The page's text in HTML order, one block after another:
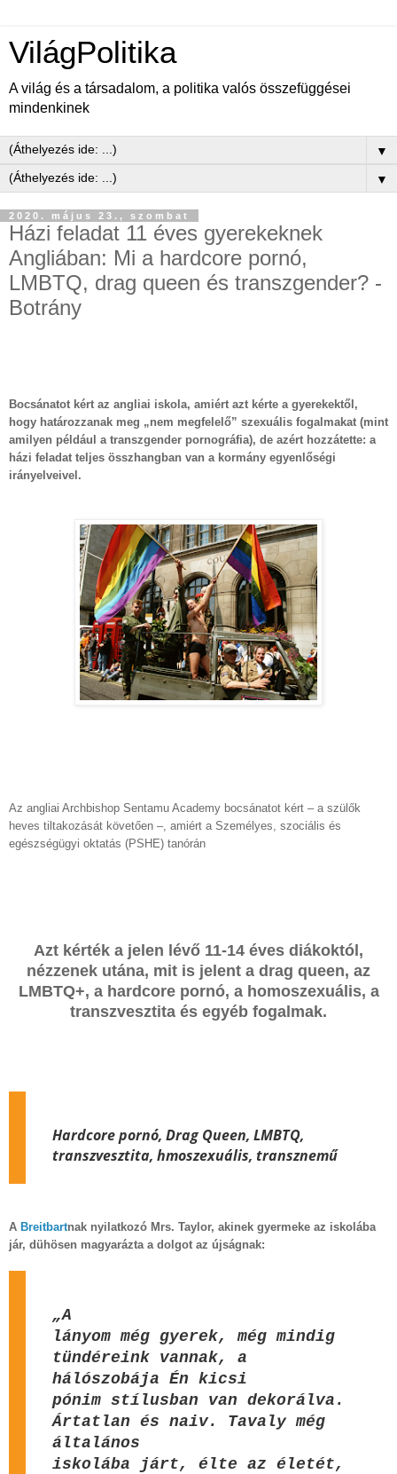
VilágPolitika
A világ és a társadalom, a politika valós összefüggései
mindenkinek
▼
▼
2020. május 23., szombat
Házi feladat 11 éves gyerekeknek
Angliában: Mi a hardcore pornó,
LMBTQ, drag queen és transzgender? -
Botrány
Bocsánatot kért az angliai iskola, amiért azt kérte a gyerekektől,
hogy határozzanak meg „nem megfelelő” szexuális fogalmakat (mint
amilyen például a transzgender pornográfia), de azért hozzátette: a
házi feladat teljes összhangban van a kormány egyenlőségi
irányelveivel.
Az angliai Archbishop Sentamu Academy bocsánatot kért – a szülők
heves tiltakozását követően –, amiért a Személyes, szociális és
egészségügyi oktatás (PSHE) tanórán
Azt kérték a jelen lévő 11-14 éves diákoktól,
nézzenek utána, mit is jelent a drag queen, az
LMBTQ+, a hardcore pornó, a homoszexuális, a
transzvesztita és egyéb fogalmak.
Hardcore pornó, Drag Queen, LMBTQ,
transzvesztita, hmoszexuális, transznemű
A Breitbartnak nyilatkozó Mrs. Taylor, akinek gyermeke az iskolába
jár, dühösen magyarázta a dolgot az újságnak:
„A
lányom még gyerek, még mindig
tündéreink vannak, a
hálószobája Én kicsi
pónim stílusban van dekorálva.
Ártatlan és naiv. Tavaly még
általános
iskolába járt, élte az életét,